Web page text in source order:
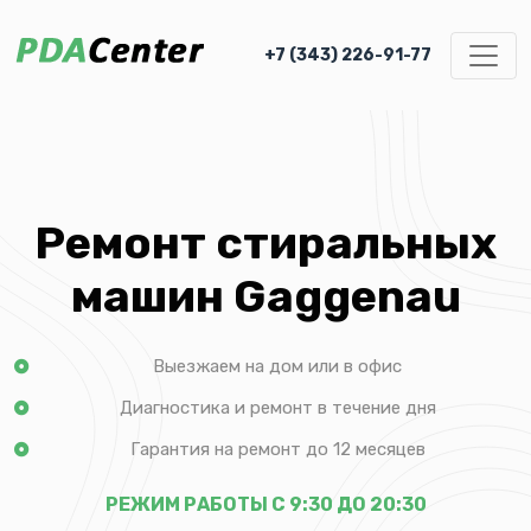
+7 (343) 226-91-77
Ремонт стиральных
машин Gaggenau
Выезжаем на дом или в офис
Диагностика и ремонт в течение дня
Гарантия на ремонт до 12 месяцев
РЕЖИМ РАБОТЫ С 9:30 ДО 20:30